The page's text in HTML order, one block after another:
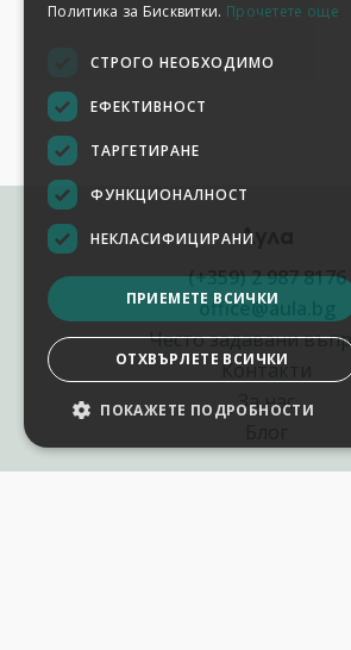
Аула
(+359) 2 987 8176
office@aula.bg
Често задавани
Контакти
За нас
Политика за Бисквитки. Прочетете още
СТРОГО НЕОБХОДИМО
ЕФЕКТИВНОСТ
ТАРГЕТИРАНЕ
ФУНКЦИОНАЛНОСТ
НЕКЛАСИФИЦИРАНИ
ПРИЕМЕТЕ ВСИЧКИ
ОТХВЪРЛЕТЕ ВСИЧКИ